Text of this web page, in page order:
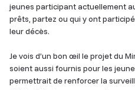
jeunes participant actuellement
prêts, partez ou qui y ont
leur décès.
Je vois d’un bon œil le projet du
soient aussi fournis pour les
permettrait de renforcer la